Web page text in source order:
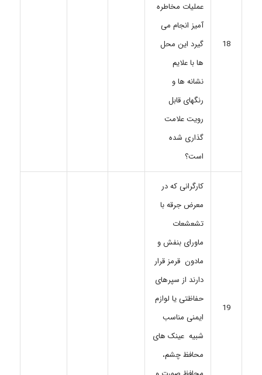
18
عملیات مخاطره
آمیز انجام می
گیرد این محل
ها با علایم
نشانه ها و
رنگهای قابل
رویت علامت
گذاری شده
است؟
19
کارگرانی که در
معرض جرقه با
تشعشعات
ماورای بنفش و
مادون قرمز قرار
دارند از سپرهای
حفاظتی یا لوازم
ایمنی مناسب
شبیه عینک های
محافظ چشم،